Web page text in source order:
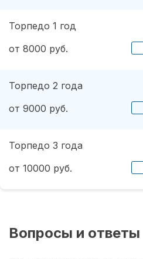
Торпедо 1 год
от 8000 руб.
Торпедо 2 года
от 9000 руб.
Торпедо 3 года
от 10000 руб.
Вопросы и ответы